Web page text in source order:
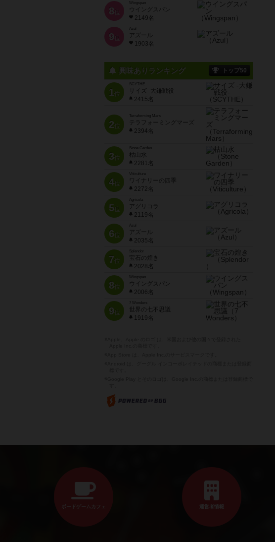
8 位
Wingspan
ウイングスパン
2149名
9 位
Azul
アズール
1903名
興味ありランキング トップ50
1位
SCYTHE
サイズ -大鎌戦役-
2415名
2位
Terraforming Mars
テラフォーミングマーズ
2394名
3位
Stone Garden
枯山水
2281名
4位
Viticulture
ワイナリーの四季
2272名
5位
Agricola
アグリコラ
2119名
6位
Azul
アズール
2035名
7位
宝石の煌き
2028名
8位
Wingspan
ウイングスパン
2006名
9位
7 Wonders
世界の七不思議
1919名
ボードゲームカフェ 運営者情報